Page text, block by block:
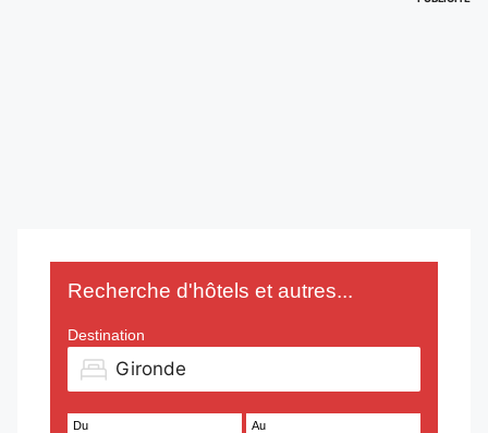
Recherche d'hôtels et autres...
Destination
Du Au